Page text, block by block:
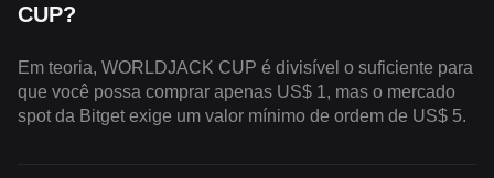
CUP?
Em teoria, WORLDJACK CUP é divisível o suficiente para
que você possa comprar apenas US$ 1, mas o mercado
spot da Bitget exige um valor mínimo de ordem de US$ 5.